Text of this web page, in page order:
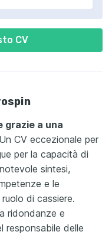
CV
grazie a una
CV eccezionale per
per la capacità di
sintesi,
e le
di cassiere.
ridondanze e
responsabile delle